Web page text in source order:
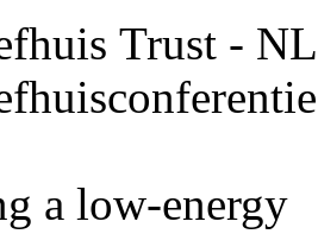
Trust - NL
a low-energy